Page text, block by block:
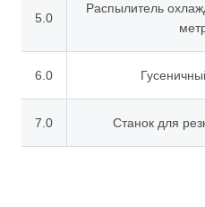
5.0
Распылитель
6.0
7.0 Станок для